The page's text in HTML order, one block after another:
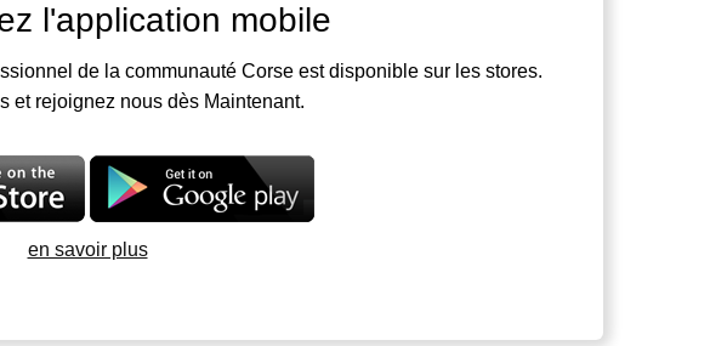
l'application mobile
de la communauté Corse est disponible sur les stores.
et rejoignez nous dès Maintenant.
en savoir plus